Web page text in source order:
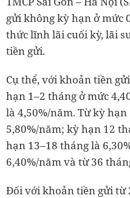
gửi không kỳ hạn ở mức
thức lĩnh lãi cuối kỳ, lãi
tiền gửi.
Cụ thể, với khoản tiền
hạn 1–2 tháng ở mức
là 4,50%/năm. Từ kỳ
5,80%/năm; kỳ hạn 12
hạn 13–18 tháng là
6,40%/năm và từ 36
Đối với khoản tiền gửi từ